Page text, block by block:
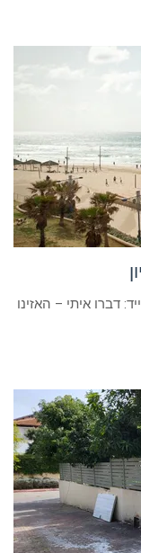
דברו איתי – האזינו